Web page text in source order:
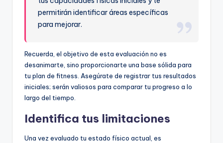
permitirán identificar áreas específicas
para mejorar.
Recuerda, el objetivo de esta evaluación no es
desanimarte, sino proporcionarte una base sólida para
tu plan de fitness. Asegúrate de registrar tus resultados
iniciales; serán valiosos para comparar tu progreso a lo
largo del tiempo.
Identifica tus limitaciones
Una vez evaluado tu estado físico actual, es